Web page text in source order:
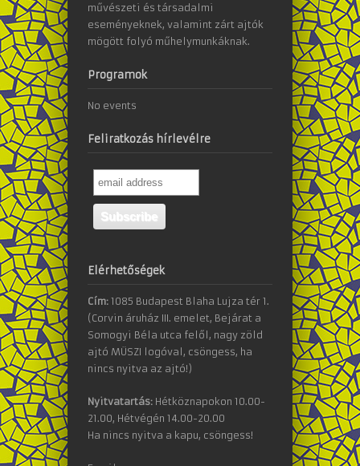
művészeti és társadalmi
eseményeknek, valamint zárt ajtók
mögött folyó műhelymunkáknak.
Programok
No events
Feliratkozás hírlevélre
Elérhetőségek
Cím: 1085 Budapest Blaha Lujza tér 1.
(Corvin áruház III. emelet, Bejárat a
Somogyi Béla utca felől, nagy zöld
ajtó MÜSZI logóval, csöngess, ha
nincs nyitva az ajtó!)
Nyitvatartás: Hétköznapokon 10.00-
21.00, Hétvégén 14.00-20.00
Ha nincs nyitva a kapu, csöngess!